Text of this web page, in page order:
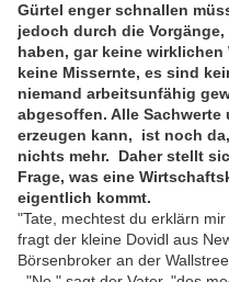
Gürtel enger schnallen
jedoch durch die
haben, gar keine
keine Missernte, es sind
niemand arbeitsunfähig
abgesoffen. Alle Sachwerte
erzeugen kann, ist noch
nichts mehr. Daher stellt
Frage, was eine
eigentlich kommt.
"Tate, mechtest du erklärn
fragt der kleine Dovidl aus
Börsenbroker an der